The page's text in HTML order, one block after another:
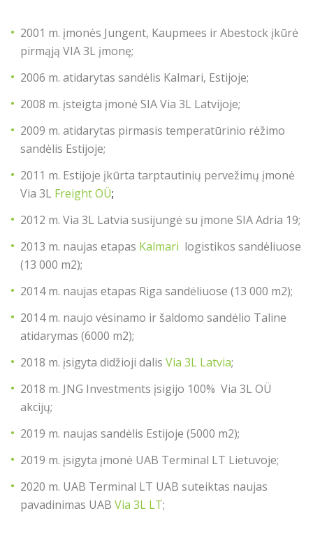
2001 m. įmonės Jungent, Kaupmees ir Abestock įkūrė
pirmąją VIA 3L įmonę;
2006 m. atidarytas sandėlis Kalmari, Estijoje;
2008 m. įsteigta įmonė SIA Via 3L Latvijoje;
2009 m. atidarytas pirmasis temperatūrinio rėžimo
sandėlis Estijoje;
2011 m. Estijoje įkūrta tarptautinių pervežimų įmonė
Via 3L Freight OÜ;
2012 m. Via 3L Latvia susijungė su įmone SIA Adria 19;
2013 m. naujas etapas Kalmari logistikos sandėliuose
(13 000 m2);
2014 m. naujas etapas Riga sandėliuose (13 000 m2);
2014 m. naujo vėsinamo ir šaldomo sandėlio Taline
atidarymas (6000 m2);
2018 m. įsigyta didžioji dalis Via 3L Latvia;
2018 m. JNG Investments įsigijo 100% Via 3L OÜ
akcijų;
2019 m. naujas sandėlis Estijoje (5000 m2);
2019 m. įsigyta įmonė UAB Terminal LT Lietuvoje;
2020 m. UAB Terminal LT UAB suteiktas naujas
pavadinimas UAB Via 3L LT;